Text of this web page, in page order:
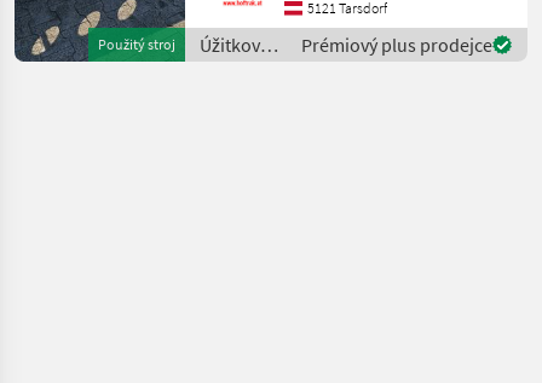
Použitý stroj
auto
5121 Tarsdorf
Úžitkové
vozidlá /
Prémiový plus prodejce